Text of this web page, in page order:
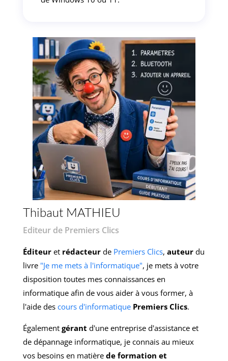
Thibaut MATHIEU
Editeur de Premiers Clics
Éditeuret rédacteurde Premiers Clics, auteurdu
livre "Je me mets à l'informatique", je mets à votre
disposition toutes mes connaissances en
informatique afin de vous aider à vous former, à
l'aide des cours d'informatique Premiers Clics.
Également gérant d'une entreprise d'assistance et
de dépannage informatique, je connais au mieux
vos besoins en matière de formation et